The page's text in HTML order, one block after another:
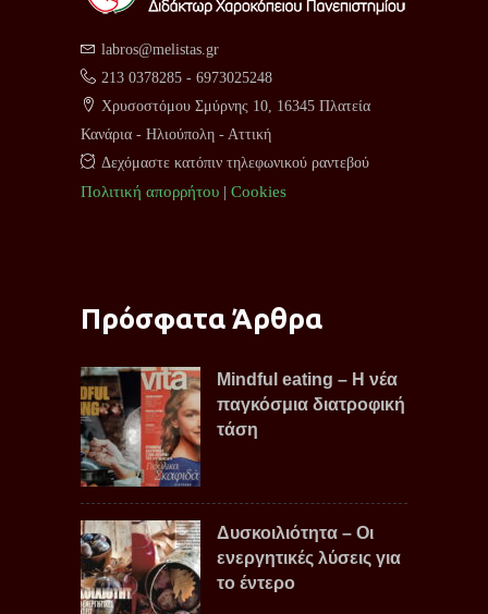
labros@melistas.gr
213 0378285 - 6973025248
Χρυσοστόμου Σμύρνης 10, 16345 Πλατεία
Κανάρια - Ηλιούπολη - Αττική
Δεχόμαστε κατόπιν τηλεφωνικού ραντεβού
Πολιτική απορρήτου | Cookies
Πρόσφατα Άρθρα
Mindful eating – Η νέα
παγκόσμια διατροφική
τάση
Δυσκοιλιότητα – Οι
ενεργητικές λύσεις για
το έντερο